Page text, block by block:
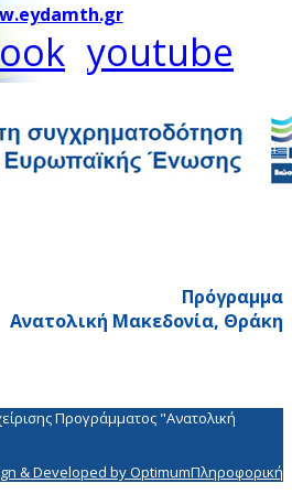
youtube
Πρόγραμμα
Ανατολική Μακεδονία, Θράκη
Προγράμματος "Ανατολική
& Developed by OptimumΠληροφορική